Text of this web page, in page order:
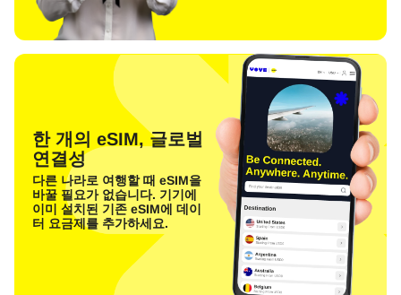
한 개의 eSIM, 글로벌
연결성
다른 나라로 여행할 때 eSIM을
바꿀 필요가 없습니다. 기기에
이미 설치된 기존 eSIM에 데이
터 요금제를 추가하세요.